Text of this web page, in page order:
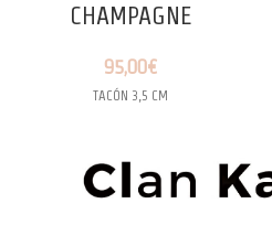
CHAMPAGNE
95,00€
TACÓN 3,5 CM